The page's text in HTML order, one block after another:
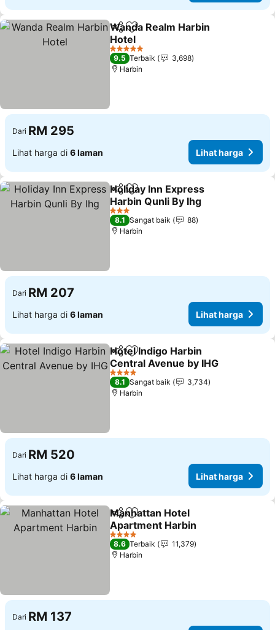
KongsiTambah ke favorit
Wanda Realm Harbin
Hotel
5 Bintang
9.5 Terbaik
3,698
Harbin
Dari RM 295
Lihat harga di 6 laman Lihat harga
KongsiTambah ke favorit
Holiday Inn Express
Harbin Qunli By Ihg
3 Bintang
8.1 Sangat baik
88
Harbin
Dari RM 207
Lihat harga di 6 laman Lihat harga
KongsiTambah ke favorit
Hotel Indigo Harbin
Central Avenue by IHG
4 Bintang
8.1 Sangat baik
3,734
Harbin
Dari RM 520
Lihat harga di 6 laman Lihat harga
KongsiTambah ke favorit
Manhattan Hotel
Apartment Harbin
4 Bintang
8.6 Terbaik
11,379
Harbin
Dari RM 137